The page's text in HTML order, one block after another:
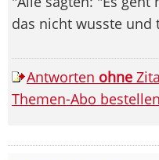
das nicht wusste und
Antworten ohne
Themen-Abo bestellen